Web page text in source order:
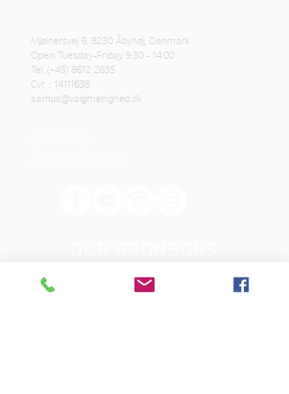
Mjølnersvej 6, 8230 Åbyhøj, Denmark
Open: Tuesday-Friday 9:30 - 14:00
Tel: (+45) 8612 2835
Cvr .: 14111638
aarhus@valgmenighed.dk